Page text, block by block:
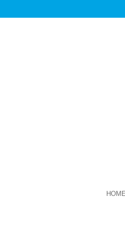
direct
HOME